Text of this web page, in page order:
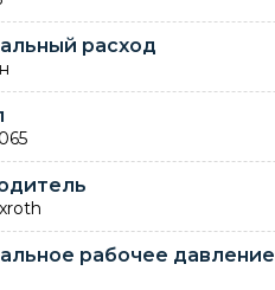
расход
рабочее давление